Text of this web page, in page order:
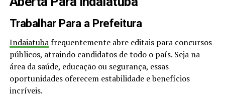
Trabalhar Para a Prefeitura
Indaiatubafrequentemente abre editais para concursos
públicos, atraindo candidatos de todo o país. Seja na
área da saúde, educação ou segurança, essas
oportunidades oferecem estabilidade e benefícios
incríveis.